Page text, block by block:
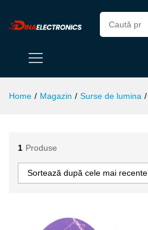
Home / Magazin / Surse de lumina /
1 Produse
Sortează după cele mai recente